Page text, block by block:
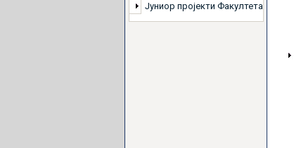
Јуниор пројекти Факултета